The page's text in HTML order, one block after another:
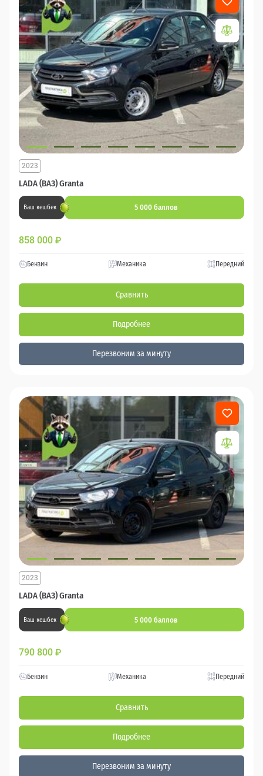
LADA (ВАЗ) Granta
2023
Ваш кешбек 5 000 баллов
858 000 ₽
Бензин Механика Передний
Сравнить
Подробнее
Перезвоним за минуту
LADA (ВАЗ) Granta
2023
Ваш кешбек 5 000 баллов
790 800 ₽
Бензин Механика Передний
Сравнить
Подробнее
Перезвоним за минуту